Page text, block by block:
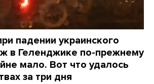
падении украинского
в Геленджике по-прежнему
мало. Вот что удалось
за три дня